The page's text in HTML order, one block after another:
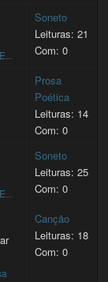
Soneto
Leituras: 21
Com: 0
Prosa
Poética
Leituras: 14
Com: 0
Soneto
Leituras: 25
Com: 0
Canção
Leituras: 18
Com: 0